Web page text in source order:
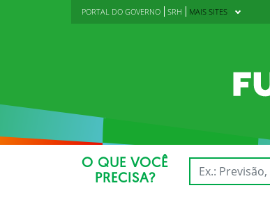
PORTAL DO GOVERNO SRH MAIS SITES
O QUE VOCÊ
PRECISA?